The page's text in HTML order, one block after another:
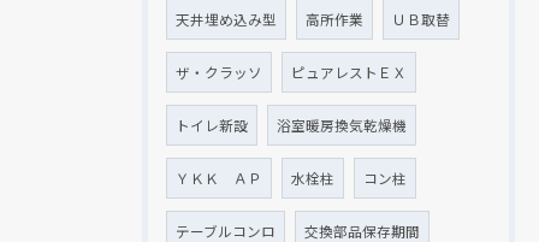
天井埋め込み型 高所作業 ＵＢ取替
ザ・クラッソ ピュアレストＥＸ
トイレ新設 浴室暖房換気乾燥機
ＹＫＫ ＡＰ 水栓柱 コン柱
テーブルコンロ 交換部品保存期間